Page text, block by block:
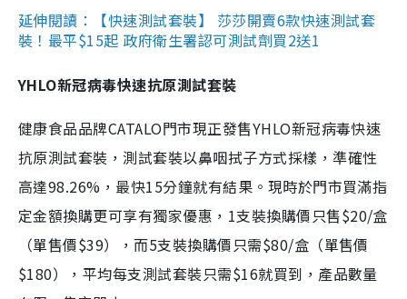
延伸閱讀：【快速測試套裝】 莎莎開賣6款快速測試套
裝！最平$15起 政府衛生署認可測試劑買2送1
YHLO新冠病毒快速抗原測試套裝
健康食品品牌CATALO門市現正發售YHLO新冠病毒快速
抗原測試套裝，測試套裝以鼻咽拭子方式採樣，準確性
高達98.26%，最快15分鐘就有結果。現時於門市買滿指
定金額換購更可享有獨家優惠，1支裝換購價只售$20/盒
（單售價$39），而5支裝換購價只需$80/盒（單售價
$180），平均每支測試套裝只需$16就買到，產品數量